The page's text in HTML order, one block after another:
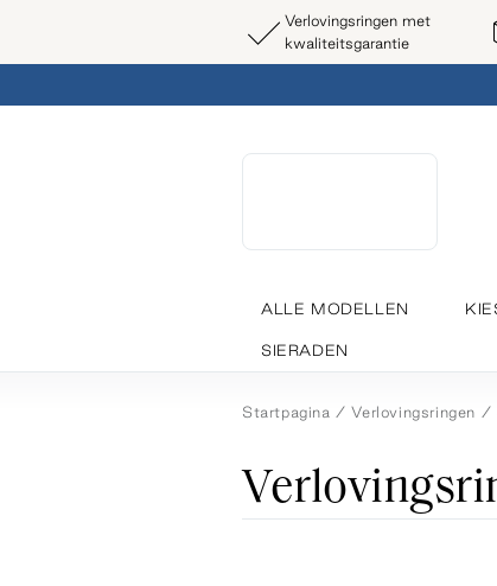
Verlovingsringen met
kwaliteitsgarantie
ALLE MODELLEN
SIERADEN
Startpagina Verlovingsringen